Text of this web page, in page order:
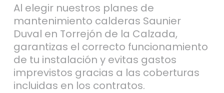
Al elegir nuestros planes de
mantenimiento calderas Saunier
Duval en Torrejón de la Calzada,
garantizas el correcto funcionamiento
de tu instalación y evitas gastos
imprevistos gracias a las coberturas
incluidas en los contratos.